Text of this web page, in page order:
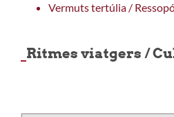
Vermuts tertúlia /
Ritmes viatgers /